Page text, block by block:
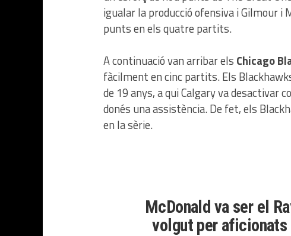
igualar la producció ofensiva i Gilmour i
punts en els quatre partits.
A continuació van arribar els Chicago
fàcilment en cinc partits. Els
de 19 anys, a qui Calgary va
donés una assistència. De fet, els
en la sèrie.
McDonald va ser el
volgut per aficionats